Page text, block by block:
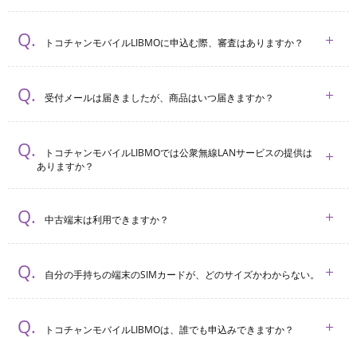
トコチャンモバイルLIBMOに申込む際、審査はありますか？
受付メールは届きましたが、商品はいつ届きますか？
トコチャンモバイルLIBMOでは公衆無線LANサービスの提供は
ありますか？
中古端末は利用できますか？
自分の手持ちの端末のSIMカードが、どのサイズかわからない。
トコチャンモバイルLIBMOは、誰でも申込みできますか？